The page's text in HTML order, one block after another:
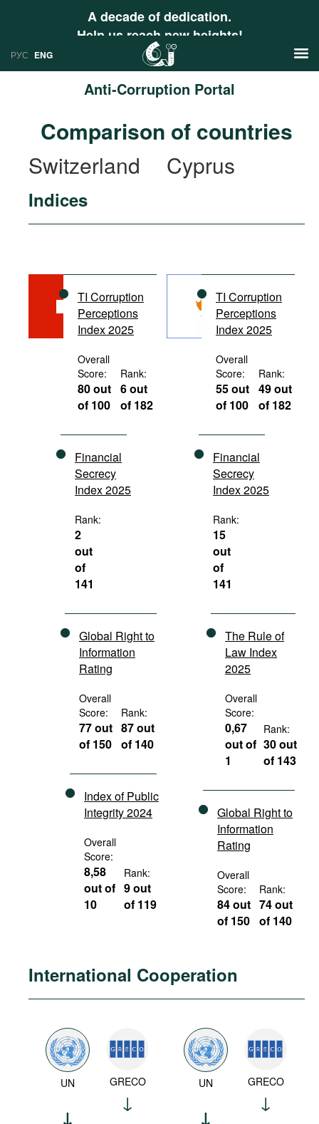
A decade of dedication.
Help us reach new heights!
РУС ENG
Anti-Corruption Portal
Research
Countries
International Organizations
Documents
Movies
Podcasts
Bookshelf
Comparison of countries
Switzerland
Cyprus
Indices
TI Corruption
Perceptions
Index 2025
Overall
Score:
80 out
of 100
Rank:
6 out
of 182
Financial
Secrecy
Index 2025
Rank:
2
out
of
141
Global Right to
Information
Rating
Overall
Score:
77 out
of 150
Rank:
87 out
of 140
Index of Public
Integrity 2024
Overall
Score:
8,58
out of
10
Rank:
9 out
of 119
TI Corruption
Perceptions
Index 2025
Overall
Score:
55 out
of 100
Rank:
49 out
of 182
Financial
Secrecy
Index 2025
Rank:
15
out
of
141
The Rule of
Law Index
2025
Overall
Score:
0,67
out of
1
Rank:
30 out
of 143
Global Right to
Information
Rating
Overall
Score:
84 out
of 150
Rank:
74 out
of 140
International Cooperation
UN GRECO UN GRECO